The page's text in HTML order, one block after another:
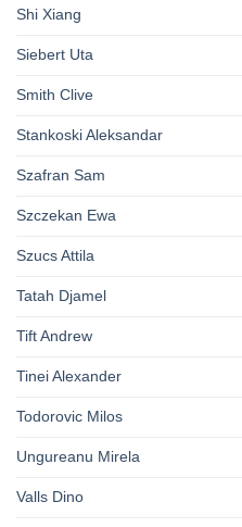
Shi Xiang
Siebert Uta
Smith Clive
Stankoski Aleksandar
Szafran Sam
Szczekan Ewa
Szucs Attila
Tatah Djamel
Tift Andrew
Tinei Alexander
Todorovic Milos
Ungureanu Mirela
Valls Dino